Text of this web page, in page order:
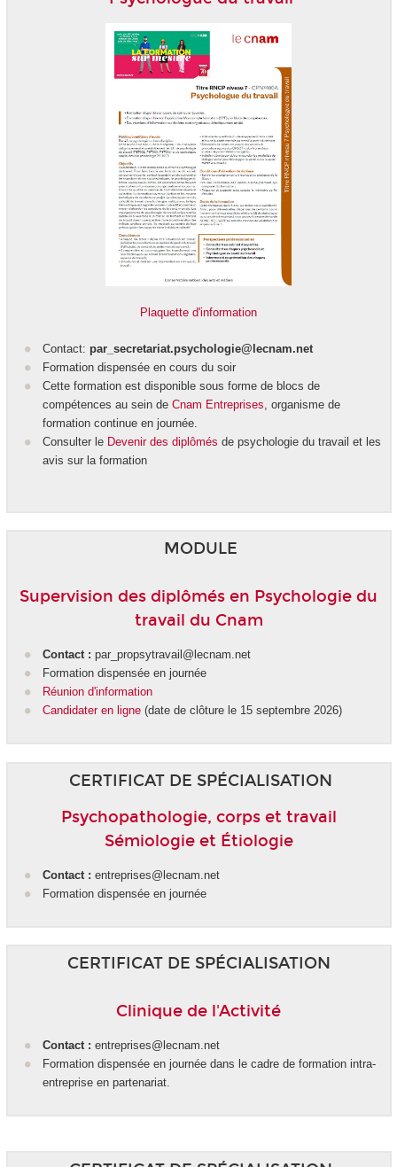
Plaquette d'information
Contact: par_secretariat.psychologie@lecnam.net
Formation dispensée en cours du soir
Cette formation est disponible sous forme de blocs de
compétences au sein de Cnam Entreprises , organisme de
formation continue en journée.
Consulter le Devenir des diplômés de psychologie du travail et les
avis sur la formation
MODULE
Supervision des diplômés en Psychologie du
travail du Cnam
Contact : par_propsytravail@lecnam.net
Formation dispensée en journée
Réunion d'information
Candidater en ligne(date de clôture le 15 septembre 2026)
CERTIFICAT DE SPÉCIALISATION
Psychopathologie, corps et travail
Sémiologie et Étiologie
Contact : entreprises@lecnam.net
Formation dispensée en journée
CERTIFICAT DE SPÉCIALISATION
Clinique de l'Activité
Contact : entreprises@lecnam.net
Formation dispensée en journée dans le cadre de formation intra-
entreprise en partenariat.